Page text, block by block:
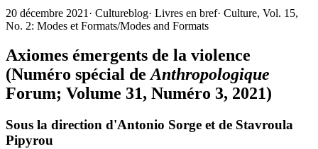
20 décembre 2021 · Cultureblog· Livres en bref· Culture, Vol. 15,
No. 2: Modes et Formats/Modes and Formats
Axiomes émergents de la violence
(Numéro spécial deAnthropologique
Forum; Volume 31, Numéro 3, 2021)
Sous la direction d'Antonio Sorge et de Stavroula
Pipyrou